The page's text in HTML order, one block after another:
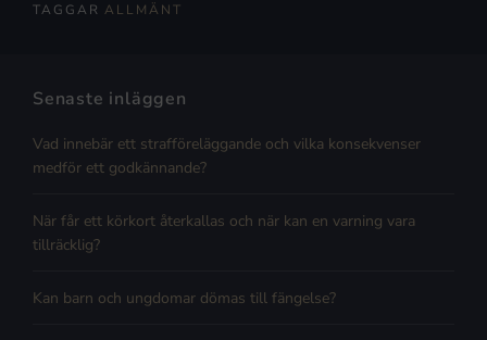
TAGGAR ALLMÄNT
Senaste inläggen
Vad innebär ett strafföreläggande och vilka konsekvenser
medför ett godkännande?
När får ett körkort återkallas och när kan en varning vara
tillräcklig?
Kan barn och ungdomar dömas till fängelse?